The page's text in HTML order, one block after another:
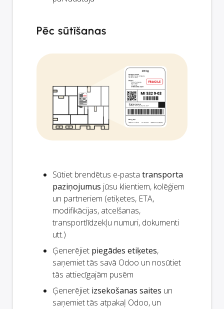
Pēc sūtīšanas
Sūtiet brendētus e-pasta transporta
paziņojumus jūsu klientiem, kolēģiem
un partneriem (etiķetes, ETA,
modifikācijas, atcelšanas,
transportlīdzekļu numuri, dokumenti
utt.)
Ģenerējiet piegādes etiķetes,
saņemiet tās savā Odoo un nosūtiet
tās attiecīgajām pusēm
Ģenerējiet izsekošanas saites un
saņemiet tās atpakaļ Odoo, un